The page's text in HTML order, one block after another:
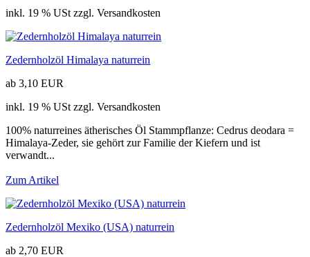
inkl. 19 % USt zzgl. Versandkosten
Zedernholzöl Himalaya naturrein
ab 3,10 EUR
inkl. 19 % USt zzgl. Versandkosten
100% naturreines ätherisches Öl Stammpflanze: Cedrus deodara =
Himalaya-Zeder, sie gehört zur Familie der Kiefern und ist
verwandt...
Zum Artikel
Zedernholzöl Mexiko (USA) naturrein
ab 2,70 EUR